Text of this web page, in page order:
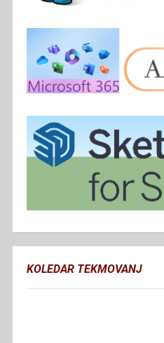
KOLEDAR TEKMOVANJ